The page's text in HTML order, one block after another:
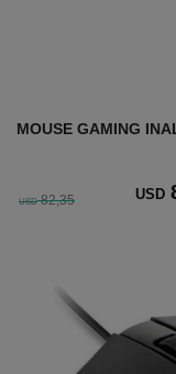
MOUSE GAMING
USD 82,35 USD